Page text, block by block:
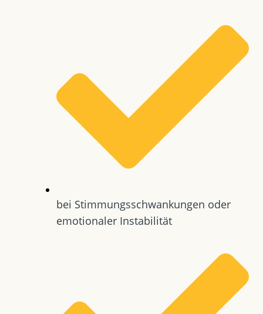
bei Stimmungsschwankungen oder
emotionaler Instabilität